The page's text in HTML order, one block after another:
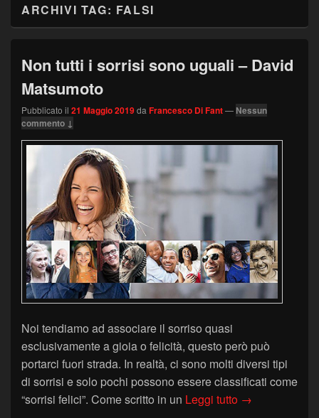
ARCHIVI TAG: FALSI
Non tutti i sorrisi sono uguali – David
Matsumoto
Pubblicato il 21 Maggio 2019da Francesco Di Fant— Nessun
commento ↓
Noi tendiamo ad associare il sorriso quasi
esclusivamente a gioia o felicità, questo però può
portarci fuori strada. In realtà, ci sono molti diversi tipi
di sorrisi e solo pochi possono essere classificati come
“sorrisi felici”. Come scritto in un Leggi tutto Non tutti i
→